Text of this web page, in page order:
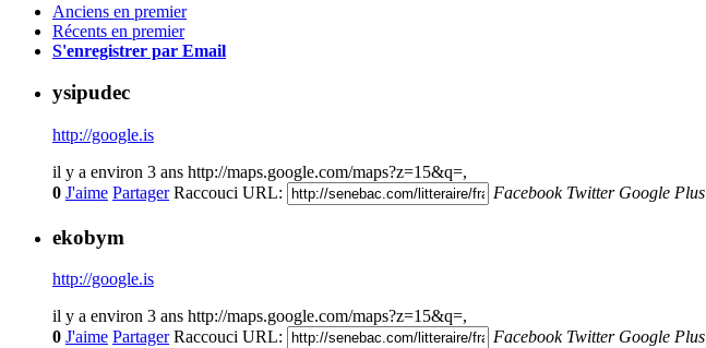
Anciens en premier
Récents en premier
S'enregistrer par Email
ysipudec
http://google.is
il y a environ 3 ans http://maps.google.com/maps?z=15&q=,
0 J'aime Partager Raccouci URL: Facebook Twitter Google Plus
ekobym
http://google.is
il y a environ 3 ans http://maps.google.com/maps?z=15&q=,
0 J'aime Partager Raccouci URL: Facebook Twitter Google Plus